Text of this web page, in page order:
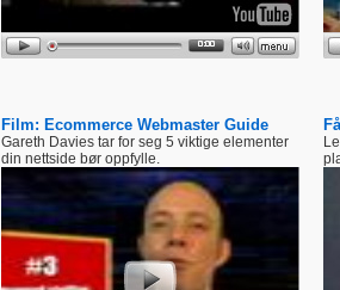
Film: Ecommerce Webmaster Guide
Gareth Davies tar for seg 5 viktige elementer
din nettside bør oppfylle.